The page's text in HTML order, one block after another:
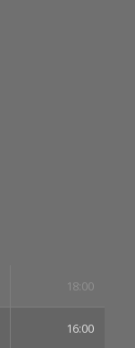
18:00
16:00